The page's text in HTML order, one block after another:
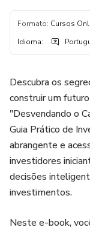
Formato: Cursos
Idioma:
Descubra os
construir um
"Desvendando o
Guia Prático de
abrangente e
investidores
decisões
investimentos.
Neste e-book,